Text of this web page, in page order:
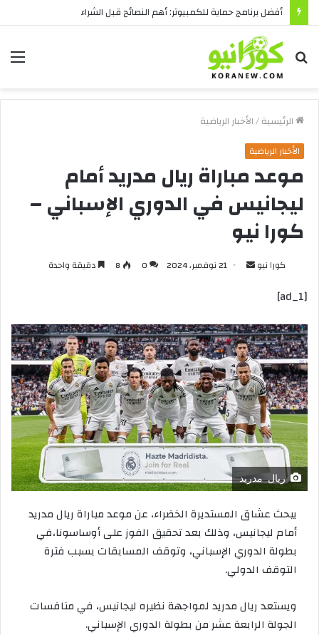
أفضل برنامج حماية للكمبيوتر: أهم النصائح قبل الشراء
بحث
عن
الرئيسية/الأخبار الرياضية
الأخبار الرياضية
موعد مباراة ريال مدريد أمام
ليجانيس في الدوري الإسباني –
كورا نيو
كورا نيو
أرسل 21 نوفمبر، 2024 0
8 دقيقة واحدة
[ad_1]
ريال مدريد
يبحثعشاق المستديرة الخضراء، عنموعدمباراة ريالمدريد
أمام ليجانيس، وذلكبعدتحقيق الفوز علىأوساسونا،في
بطولة الدوري الإسباني، وتوقف المسابقاتبسبب فترة
التوقف الدولي.
ويستعد ريالمدريد لمواجهةنظيره ليجانيس، فيمنافسات
الجولة الرابعةعشرمنبطولة الدوري الإسباني.